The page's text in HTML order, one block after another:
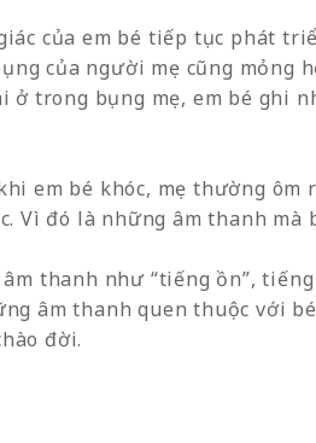
của em bé tiếp tục phát
của người mẹ cũng mỏng
trong bụng mẹ, em bé ghi
em bé khóc, mẹ thường ôm
Vì đó là những âm thanh
thanh như “tiếng ồn”,
âm thanh quen thuộc với
đời.